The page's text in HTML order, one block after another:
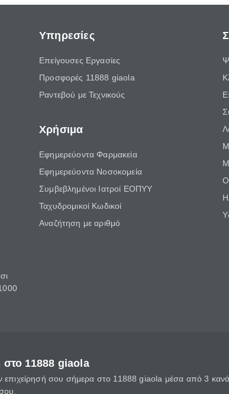
Υπηρεσίες
Επείγουσες Εργασίες
Προσφορές 11888 giaola
Ραντεβού με Τεχνικούς
Χρήσιμα
Εφημερεύοντα Φαρμακεία
Εφημερεύοντα Νοσοκομεία
Συμβεβλημένοι Ιατροί ΕΟΠΥΥ
Ταχυδρομικοί Κωδικοί
Αναζήτηση με αριθμό
11888 giaola
επιχείρησή σου σήμερα στο 11888 giaola μέσα από 3